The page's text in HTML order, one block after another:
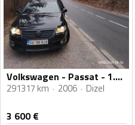
Volkswagen - Passat - 1.9 TDI
291317 km 2006 Dizel
3 600€